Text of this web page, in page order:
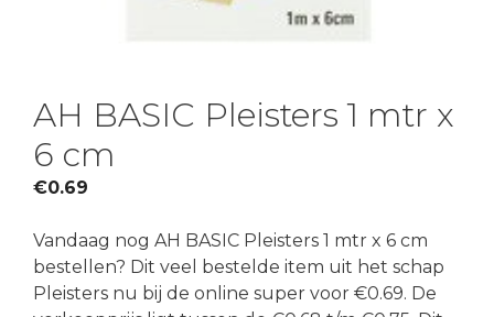
AH BASIC Pleisters 1 mtr x
6 cm
€0.69
Vandaag nog AH BASIC Pleisters 1 mtr x 6 cm
bestellen? Dit veel bestelde item uit het schap
Pleisters nu bij de online super voor €0.69. De